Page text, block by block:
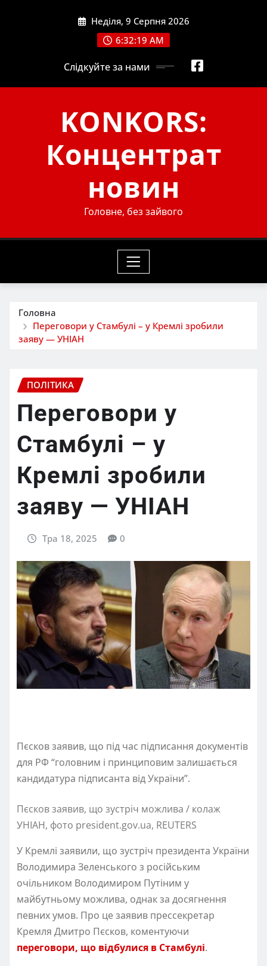
Неділя, 9 Серпня 2026
6:32:20 AM
Слідкуйте за нами
KONKORS:
Концентрат
новин
Головне, без зайвого
Головна
Переговори у Стамбулі – у Кремлі зробили
заяву — УНІАН
ПОЛІТИКА
Переговори у
Стамбулі – у
Кремлі зробили
заяву — УНІАН
Тра 18, 2025 0
Пєсков заявив, що під час підписання документів
для РФ “головним і принциповим залишається
кандидатура підписанта від України”.
Пєсков заявив, що зустріч можлива / колаж
УНІАН, фото president.gov.ua, REUTERS
У Кремлі заявили, що зустріч президента України
Володимира Зеленського з російським
очільником Володимиром Путіним у
майбутньому можлива, однак за досягнення
певних умов. Про це заявив прессекретар
Кремля Дмитро Пєсков, коментуючи
переговори, що відбулися в Стамбулі.